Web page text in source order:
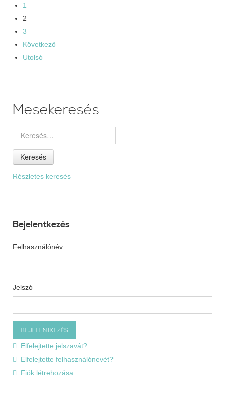
1
2
3
Következő
Utolsó
Mesekeresés
Keresés
Részletes keresés
Bejelentkezés
Felhasználónév
Jelszó
Elfelejtette jelszavát?
Elfelejtette felhasználónevét?
Fiók létrehozása